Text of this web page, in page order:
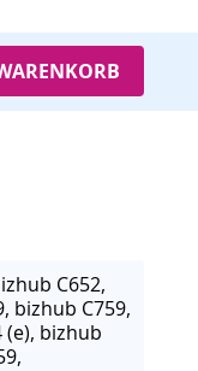
C652,
bizhub C759,
(e), bizhub